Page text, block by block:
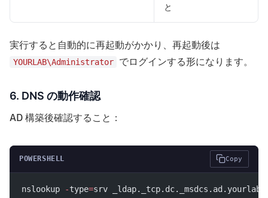
と
実行すると自動的に再起動がかかり、再起動後は
YOURLAB\Administrator でログインする形になります。
6. DNS の動作確認
AD 構築後確認すること：
POWERSHELL Copy
nslookup -type=srv